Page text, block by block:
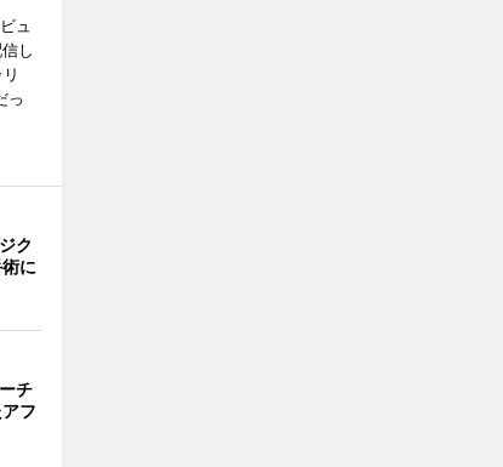
ュ
し
っ
ク
に
チ
フ